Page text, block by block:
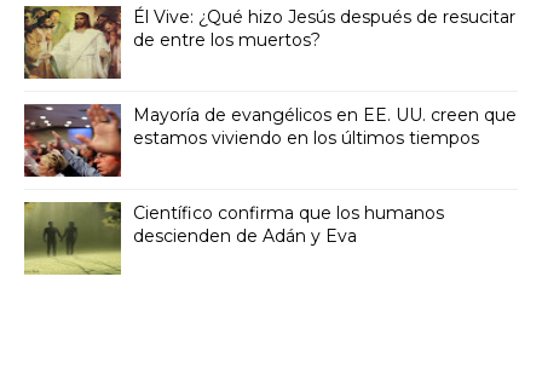
Él Vive: ¿Qué hizo Jesús después de resucitar
de entre los muertos?
Mayoría de evangélicos en EE. UU. creen que
estamos viviendo en los últimos tiempos
Científico confirma que los humanos
descienden de Adán y Eva